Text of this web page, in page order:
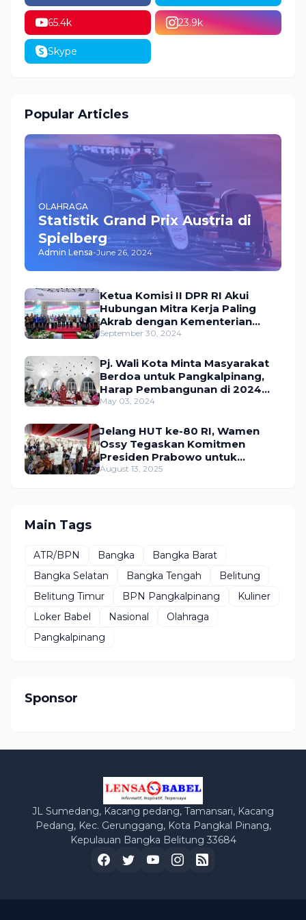
65.4k 23.9k
Skype
Popular Articles
OLAHRAGA
Statistik Grand Prix Austria di
Spielberg
Admin Lensa-June 26, 2024
Ketua Komisi II DPR RI Akui
Hubungan Mitra Kerja Paling
Akrab dengan Kementerian
ATR/BPN
September 30, 2024
Pj. Wali Kota Minta Masyarakat
Berdoa untuk Pangkalpinang,
Harap Pembangunan di 2024
Berjalan Lancar
May 03, 2024
Jelang HUT ke-80 RI, Wamen
Ossy Tegaskan Komitmen
Presiden Prabowo untuk
Menyejahterakan Rakyat
August 13, 2025
Main Tags
ATR/BPN Bangka
Bangka Barat
Bangka Selatan
Bangka Tengah
Belitung
Belitung Timur
BPN Pangkalpinang
Kuliner
Loker Babel
Nasional
Olahraga
Pangkalpinang
Sponsor
JL Sumedang, Kacang pedang, Tamansari, Kacang
Pedang, Kec. Gerunggang, Kota Pangkal Pinang,
Kepulauan Bangka Belitung 33684